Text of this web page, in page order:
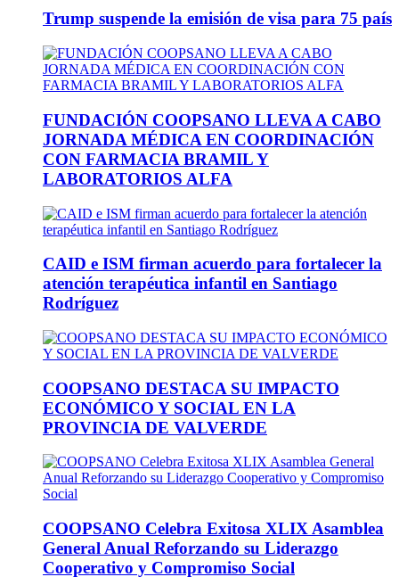
Trump suspende la emisión de visa para 75 país
FUNDACIÓN COOPSANO LLEVA A CABO
JORNADA MÉDICA EN COORDINACIÓN
CON FARMACIA BRAMIL Y
LABORATORIOS ALFA
CAID e ISM firman acuerdo para fortalecer la
atención terapéutica infantil en Santiago
Rodríguez
COOPSANO DESTACA SU IMPACTO
ECONÓMICO Y SOCIAL EN LA
PROVINCIA DE VALVERDE
COOPSANO Celebra Exitosa XLIX Asamblea
General Anual Reforzando su Liderazgo
Cooperativo y Compromiso Social